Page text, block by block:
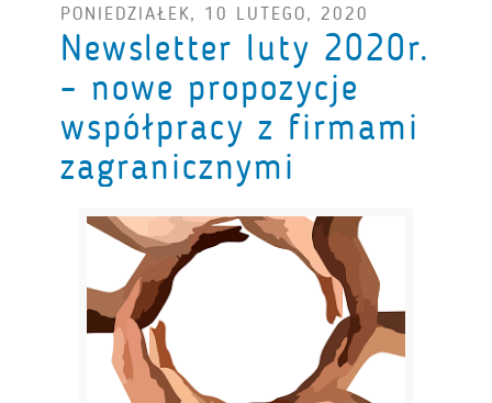
PONIEDZIAŁEK, 10 LUTEGO, 2020
Newsletter luty 2020r.
– nowe propozycje
współpracy z firmami
zagranicznymi